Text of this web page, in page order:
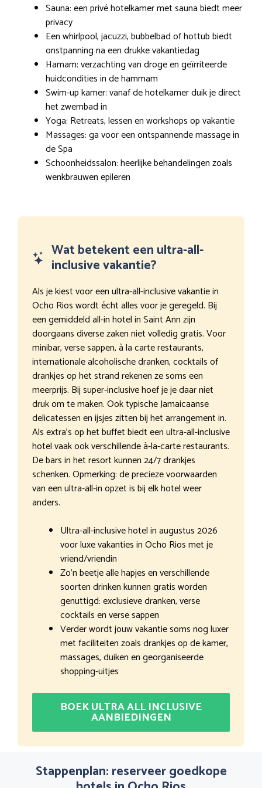
Sauna: een privé hotelkamer met sauna biedt meer
privacy
Een whirlpool, jacuzzi, bubbelbad of hottub biedt
onstpanning na een drukke vakantiedag
Hamam: verzachting van droge en geïrriteerde
huidcondities in de hammam
Swim-up kamer: vanaf de hotelkamer duik je direct
het zwembad in
Yoga: Retreats, lessen en workshops op vakantie
Massages: ga voor een ontspannende massage in
de Spa
Schoonheidssalon: heerlijke behandelingen zoals
wenkbrauwen epileren
Wat betekent een ultra-all-
inclusive vakantie?
Als je kiest voor een ultra-all-inclusive vakantie in
Ocho Rios wordt écht alles voor je geregeld. Bij
een gemiddeld all-in hotel in Saint Ann zijn
doorgaans diverse zaken niet volledig gratis. Voor
minibar, verse sappen, à la carte restaurants,
internationale alcoholische dranken, cocktails of
drankjes op het strand rekenen ze soms een
meerprijs. Bij super-inclusive hoef je je daar niet
druk om te maken. Ook typische Jamaicaanse
delicatessen en ijsjes zitten bij het arrangement in.
Als extra’s op het buffet biedt een ultra-all-inclusive
hotel vaak ook verschillende à-la-carte restaurants.
De bars in het resort kunnen 24/7 drankjes
schenken. Opmerking: de precieze voorwaarden
van een ultra-all-in opzet is bij elk hotel weer
anders.
Ultra-all-inclusive hotel in augustus 2026
voor luxe vakanties in Ocho Rios met je
vriend/vriendin
Zo’n beetje alle hapjes en verschillende
soorten drinken kunnen gratis worden
genuttigd: exclusieve dranken, verse
cocktails en verse sappen
Verder wordt jouw vakantie soms nog luxer
met faciliteiten zoals drankjes op de kamer,
massages, duiken en georganiseerde
shopping-uitjes
BOEK ULTRA ALL INCLUSIVE
AANBIEDINGEN
Stappenplan: reserveer goedkope